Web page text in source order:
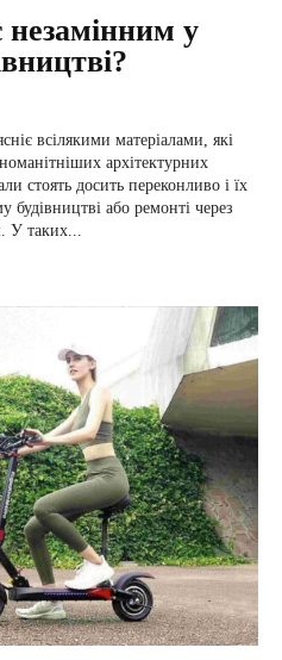
незамінним у
всілякими матеріалами, які
архітектурних
стоять досить переконливо і їх
будівництві або ремонті через
свою дорожнечу є недоцільним. У таких...